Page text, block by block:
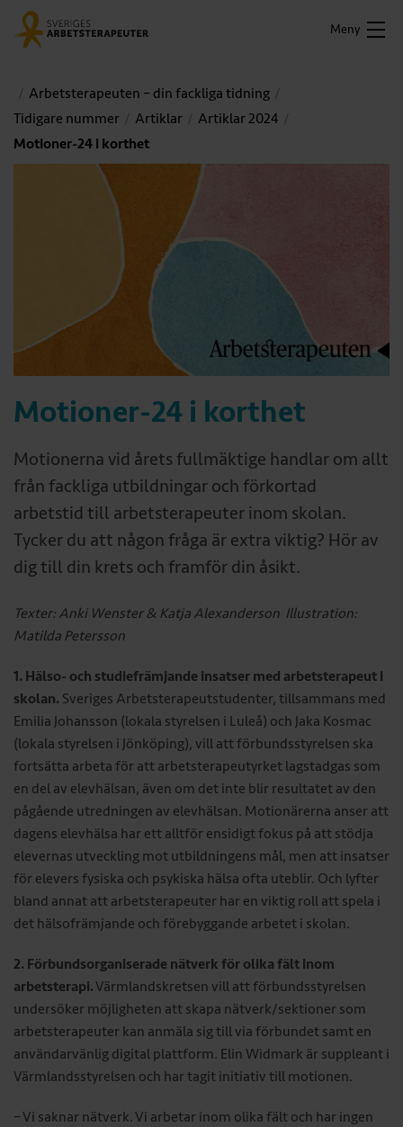
Meny
Arbetsterapeuten – din fackliga tidning
Tidigare nummer
Artiklar
Artiklar 2024
Motioner-24 i korthet
Motioner-24 i korthet
Motionerna vid årets fullmäktige handlar om allt
från fackliga utbildningar och förkortad
arbetstid till arbetsterapeuter inom skolan.
Tycker du att någon fråga är extra viktig? Hör av
dig till din krets och framför din åsikt.
Texter: Anki Wenster & Katja Alexanderson Illustration:
Matilda Petersson
1. Hälso- och studiefrämjande insatser med arbetsterapeut i
skolan. Sveriges Arbetsterapeutstudenter, tillsammans med
Emilia Johansson (lokala styrelsen i Luleå) och Jaka Kosmac
(lokala styrelsen i Jönköping), vill att förbundsstyrelsen ska
fortsätta arbeta för att arbetsterapeutyrket lagstadgas som
en del av elevhälsan, även om det inte blir resultatet av den
pågående utredningen av elevhälsan. Motionärerna anser att
dagens elevhälsa har ett alltför ensidigt fokus på att stödja
elevernas utveckling mot utbildningens mål, men att insatser
för elevers fysiska och psykiska hälsa ofta uteblir. Och lyfter
bland annat att arbetsterapeuter har en viktig roll att spela i
det hälsofrämjande och förebyggande arbetet i skolan.
2. Förbundsorganiserade nätverk för olika fält inom
arbetsterapi.Värmlandskretsen vill att förbundsstyrelsen
undersöker möjligheten att skapa nätverk/sektioner som
arbetsterapeuter kan anmäla sig till via förbundet samt en
användarvänlig digital plattform. Elin Widmark är suppleant i
Värmlandsstyrelsen och har tagit initiativ till motionen.
– Vi saknar nätverk. Vi arbetar inom olika fält och har ingen